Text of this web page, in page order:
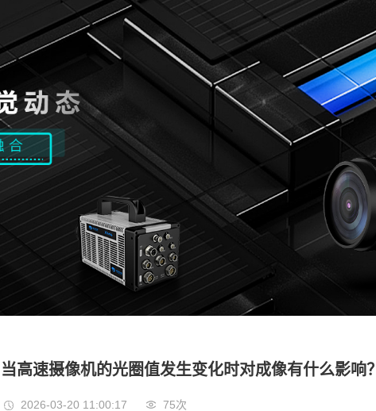
当高速摄像机的光圈值发生变化时对成像有什么影响？
2026-03-20 11:00:17 75次